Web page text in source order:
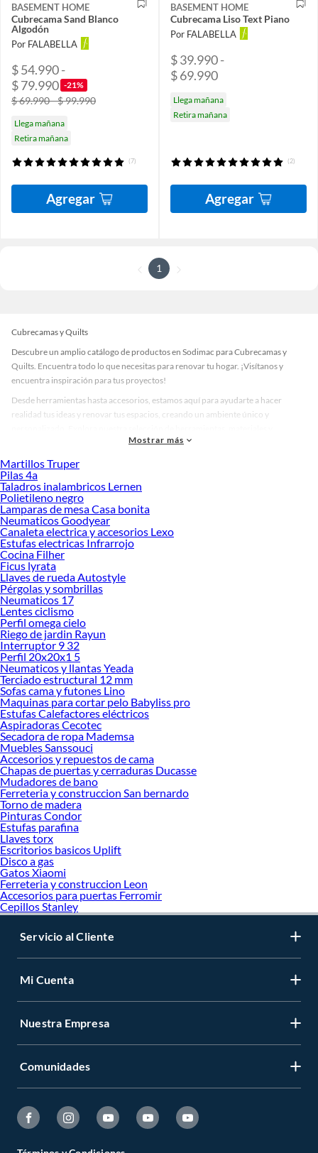
BASEMENT HOME
Cubrecama Sand Blanco
Algodón
Por FALABELLA
$ 54.990 -
$ 79.990 -21%
$ 69.990 - $ 99.990
Llega mañana
Retira mañana
(7)
Agregar
BASEMENT HOME
Cubrecama Liso Text Piano
Por FALABELLA
$ 39.990 -
$ 69.990
Llega mañana
Retira mañana
(2)
Agregar
1
Cubrecamas y Quilts
Descubre un amplio catálogo de productos en Sodimac para Cubrecamas y
Quilts. Encuentra todo lo que necesitas para renovar tu hogar. ¡Visítanos y
encuentra inspiración para tus proyectos!
Desde herramientas hasta accesorios, estamos aquí para ayudarte a hacer
realidad tus ideas y renovar tus espacios, creando un ambiente único y
accesorios de calidad que te ayudarán a crear un espacio más tú.
Desde remodelaciones hasta proyectos de decoración, estamos aquí para hacer
tus ideas realidad. ¡Visítanos y encuentra todo lo que tenemos para ofrecerte en
Cubrecamas y Quilts!
Explora la variedad de productos de Cubrecamas y Quilts en Sodimac
Herramientas, materiales y accesorios de calidad para tus proyectos y
renovación de espacios. ¡Visítanos y descubre todo lo que tenemos para
ofrecerte!
Encuentra una amplia variedad de productos de Cubrecamas y Quilts en
Sodimac. Encuentra todo lo necesario para tus proyectos de renovación y
decoración. ¡Visítanos y haz tus ideas realidad!
Mostrar más
Martillos Truper
Pilas 4a
Taladros inalambricos Lernen
Polietileno negro
Lamparas de mesa Casa bonita
Neumaticos Goodyear
Canaleta electrica y accesorios Lexo
Estufas electricas Infrarrojo
Cocina Filher
Ficus lyrata
Llaves de rueda Autostyle
Pérgolas y sombrillas
Neumaticos 17
Lentes ciclismo
Perfil omega cielo
Riego de jardin Rayun
Interruptor 9 32
Perfil 20x20x1 5
Neumaticos y llantas Yeada
Terciado estructural 12 mm
Sofas cama y futones Lino
Maquinas para cortar pelo Babyliss pro
Estufas Calefactores eléctricos
Aspiradoras Cecotec
Secadora de ropa Mademsa
Muebles Sanssouci
Accesorios y repuestos de cama
Chapas de puertas y cerraduras Ducasse
Mudadores de bano
Ferreteria y construccion San bernardo
Torno de madera
Pinturas Condor
Estufas parafina
Llaves torx
Escritorios basicos Uplift
Disco a gas
Gatos Xiaomi
Ferreteria y construccion Leon
Accesorios para puertas Ferromir
Cepillos Stanley
Servicio al Cliente
Mi Cuenta
Nuestra Empresa
Comunidades